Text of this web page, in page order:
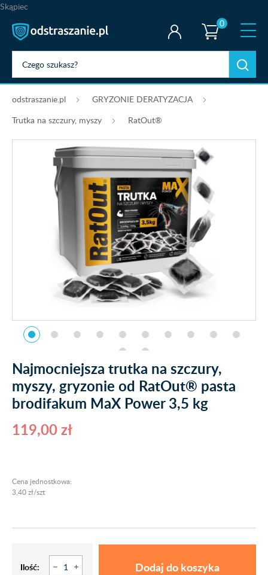
Skąpiec
0
odstraszanie.pl
GRYZONIE DERATYZACJA
Trutka na szczury, myszy
RatOut®
Najmocniejsza trutka na szczury,
myszy, gryzonie od RatOut® pasta
brodifakum MaX Power 3,5 kg
119,00 zł
Cena jednostkowa:
3,40 zł/szt
Ilość: Dodaj do koszyka